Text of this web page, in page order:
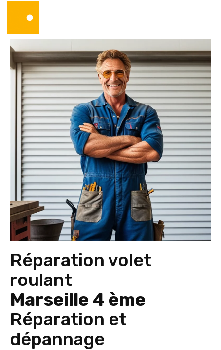
Réparation volet
roulant
Marseille 4 ème
Réparation et
dépannage